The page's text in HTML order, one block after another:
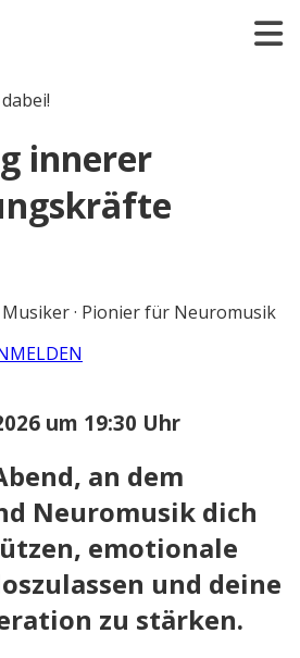
innerer
· Pionier für Neuromusik
um 19:30 Uhr
an dem
Neuromusik dich
emotionale
und deine
zu stärken.